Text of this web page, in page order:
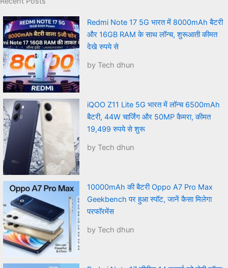
Redmi Note 17 5G भारत में 8000mAh बैटरी
और 16GB RAM के साथ लॉन्च, शुरूआती कीमत
देखे रुपये से
by Tech dhun
iQOO Z11 Lite 5G भारत में लॉन्च 6500mAh
बैटरी, 44W चार्जिंग और 50MP कैमरा, कीमत
19,499 रुपये से शुरू
by Tech dhun
10000mAh की बैटरी Oppo A7 Pro Max
Geekbench पर हुआ स्पॉट, जानें कैसा मिलेगा
परफॉरमेंस
by Tech dhun